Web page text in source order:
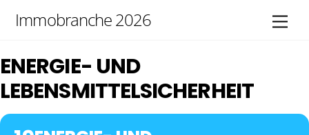
Immobranche 2026
ENERGIE- UND
LEBENSMITTELSICHERHEIT